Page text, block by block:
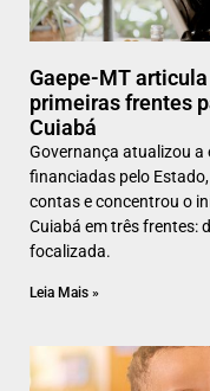
Gaepe-MT
primeiras frentes
Cuiabá
Governança atualizou a
financiadas pelo
contas e concentrou o
Cuiabá em três frentes:
focalizada.
Leia Mais »